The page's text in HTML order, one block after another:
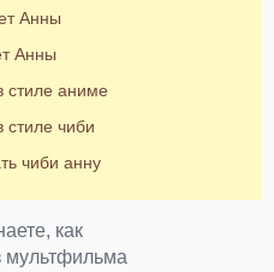
Анны
Анны
стиле аниме
стиле чиби
чиби анну
как
мультфильма